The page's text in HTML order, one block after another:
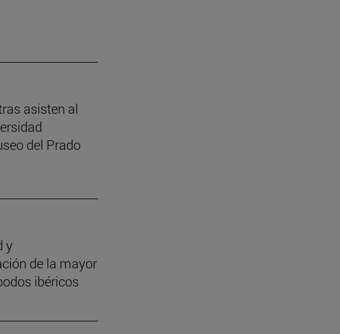
asisten al
del Prado
y
de la mayor
ibéricos